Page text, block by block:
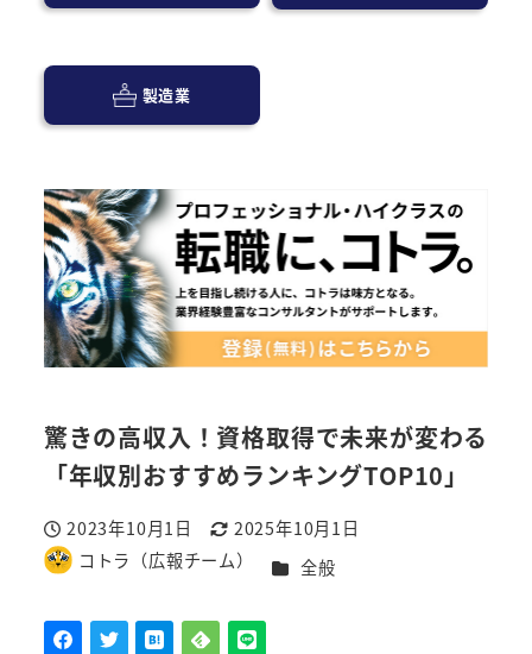
製造業
驚きの高収入！資格取得で未来が変わる
「年収別おすすめランキングTOP10」
投稿日
2023年10月1日
更新日
2025年10月1日
著
コトラ（広報チーム） カテゴリー
全般